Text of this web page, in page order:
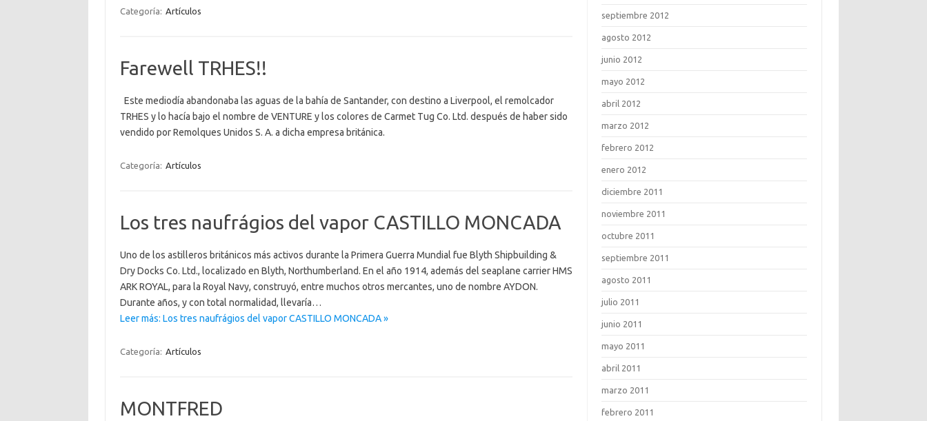
Categoría: Artículos
Farewell TRHES!!
Este mediodía abandonaba las aguas de la bahía de Santander, con destino a Liverpool, el remolcador
TRHES y lo hacía bajo el nombre de VENTURE y los colores de Carmet Tug Co. Ltd. después de haber sido
vendido por Remolques Unidos S. A. a dicha empresa británica.
Categoría: Artículos
Los tres naufrágios del vapor CASTILLO MONCADA
Uno de los astilleros británicos más activos durante la Primera Guerra Mundial fue Blyth Shipbuilding &
Dry Docks Co. Ltd., localizado en Blyth, Northumberland. En el año 1914, además del seaplane carrier HMS
ARK ROYAL, para la Royal Navy, construyó, entre muchos otros mercantes, uno de nombre AYDON.
Durante años, y con total normalidad, llevaría…
Leer más: Los tres naufrágios del vapor CASTILLO MONCADA »
Categoría: Artículos
MONTFRED
septiembre 2012
agosto 2012
junio 2012
mayo 2012
abril 2012
marzo 2012
febrero 2012
enero 2012
diciembre 2011
noviembre 2011
octubre 2011
septiembre 2011
agosto 2011
julio 2011
junio 2011
mayo 2011
abril 2011
marzo 2011
febrero 2011